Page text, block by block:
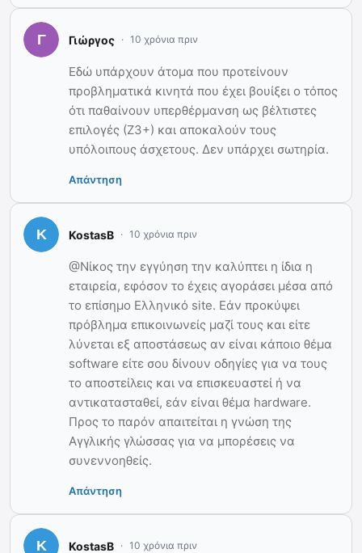
Γιώργος 10 χρόνια πριν
Εδώ υπάρχουν άτομα που προτείνουν
προβληματικά κινητά που έχει βουίξει ο τόπος
ότι παθαίνουν υπερθέρμανση ως βέλτιστες
επιλογές (Ζ3+) και αποκαλούν τους
υπόλοιπους άσχετους. Δεν υπάρχει σωτηρία.
Απάντηση
KostasB 10 χρόνια πριν
@Νίκος την εγγύηση την καλύπτει η ίδια η
εταιρεία, εφόσον το έχεις αγοράσει μέσα από
το επίσημο Ελληνικό site. Εάν προκύψει
πρόβλημα επικοινωνείς μαζί τους και είτε
λύνεται εξ αποστάσεως αν είναι κάποιο θέμα
software είτε σου δίνουν οδηγίες για να τους
το αποστείλεις και να επισκευαστεί ή να
αντικατασταθεί, εάν είναι θέμα hardware.
Προς το παρόν απαιτείται η γνώση της
Αγγλικής γλώσσας για να μπορέσεις να
συνεννοηθείς.
Απάντηση
KostasB 10 χρόνια πριν